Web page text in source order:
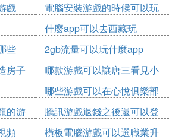
Infinity Ward招牌作品,劇情連接
)
品,Source引擎
的作品,Source引擎,比較科幻
難忘,只要不開DX11配置不太高
,顯卡殺手,科幻,只要不開DX10配
隻要不開太高特效配置不太高
戲
電腦安裝游戲的時候可以玩
其他游戲嗎
什麼app可以去西藏玩
些
2gb流量可以玩什麼app
房子
哪款游戲可以讓唐三看見小
舞身材
哪些游戲可以在心悅俱樂部
出售
的游
騰訊游戲退錢之後還可以登
錄游戲嗎
頻 橫板電腦游戲可以選職業升